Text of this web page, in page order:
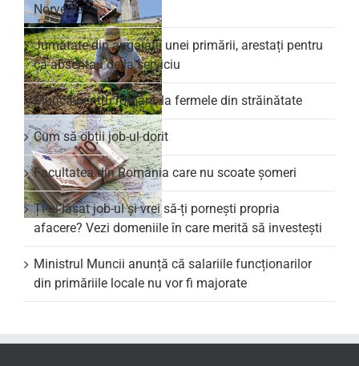
Norvegia
Jumătate din angajații unei primării, arestați pentru
că absentau de la serviciu
Muncă pentru români, la fermele din străinătate
Cum să obții job-ul dorit
Facultatea din România care nu scoate şomeri
Ți-ai lăsat job-ul și vrei să-ți pornești propria
afacere? Vezi domeniile în care merită să investești
Ministrul Muncii anunță că salariile funcționarilor
din primăriile locale nu vor fi majorate